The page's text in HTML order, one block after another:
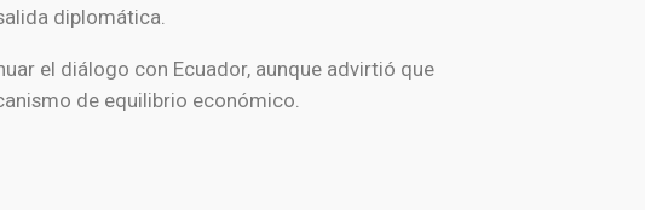
diplomática.
el diálogo con Ecuador, aunque advirtió que
de equilibrio económico.